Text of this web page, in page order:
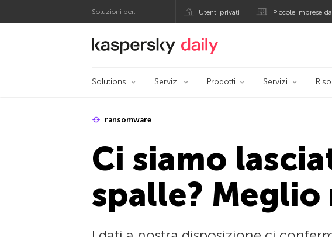
Soluzioni per: Utenti privati Piccole imprese
Blog ufficiale di Kaspersky
Solutions Servizi Prodotti Servizi
ransomware
Ci siamo
spalle?